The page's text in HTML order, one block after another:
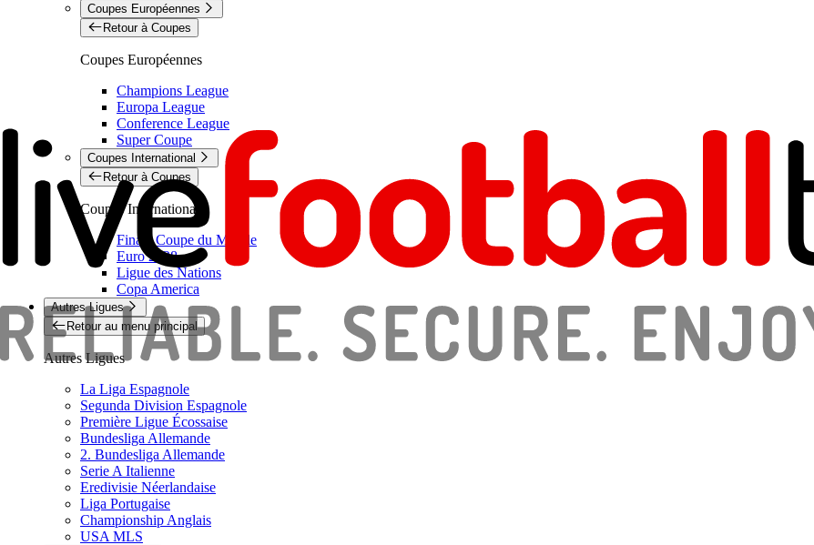
Coupes Européennes
Retour à Coupes
Coupes Européennes
Champions League
Europa League
Conference League
Super Coupe
Coupes International
Retour à Coupes
Coupes International
Finale Coupe du Monde
Euro 2028
Ligue des Nations
Copa America
Autres Ligues
Retour au menu principal
Autres Ligues
La Liga Espagnole
Segunda Division Espagnole
Première Ligue Écossaise
Bundesliga Allemande
2. Bundesliga Allemande
Serie A Italienne
Eredivisie Néerlandaise
Liga Portugaise
Championship Anglais
USA MLS